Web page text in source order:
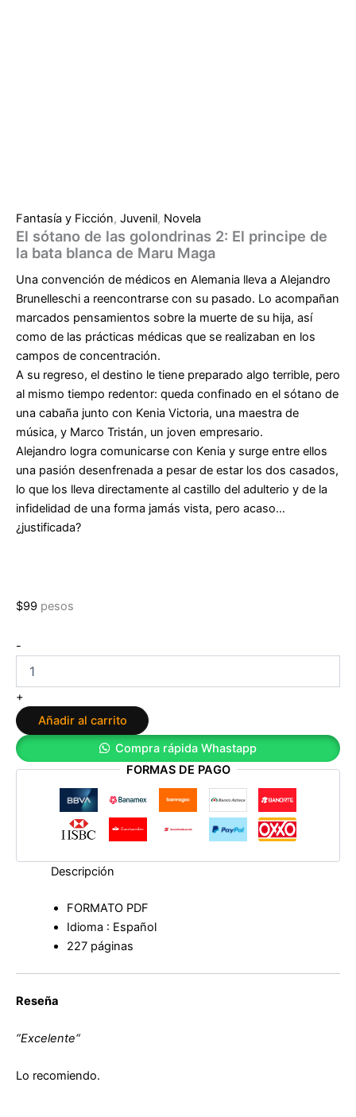
Fantasía y Ficción, Juvenil, Novela
El sótano de las golondrinas 2: El principe de
la bata blanca de Maru Maga
Una convención de médicos en Alemania lleva a Alejandro
Brunelleschi a reencontrarse con su pasado. Lo acompañan
marcados pensamientos sobre la muerte de su hija, así
como de las prácticas médicas que se realizaban en los
campos de concentración.
A su regreso, el destino le tiene preparado algo terrible, pero
al mismo tiempo redentor: queda confinado en el sótano de
una cabaña junto con Kenia Victoria, una maestra de
música, y Marco Tristán, un joven empresario.
Alejandro logra comunicarse con Kenia y surge entre ellos
una pasión desenfrenada a pesar de estar los dos casados,
lo que los lleva directamente al castillo del adulterio y de la
infidelidad de una forma jamás vista, pero acaso…
¿justificada?
$99 pesos
-
sótano
de
las
golondrinas
El
de
Maga
+
Añadir al carrito
Compra rápida Whastapp
FORMAS DE PAGO
Descripción
FORMATO PDF
Idioma : Español
227 páginas
Reseña
“Excelente“
Lo recomiendo.